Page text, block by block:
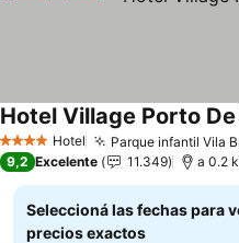
4 EstrellasHotel Parque infantil Vila
Hotel Village Porto
9,2 Excelente 11.349 a 0.2
Seleccioná las fechas para
precios exactos